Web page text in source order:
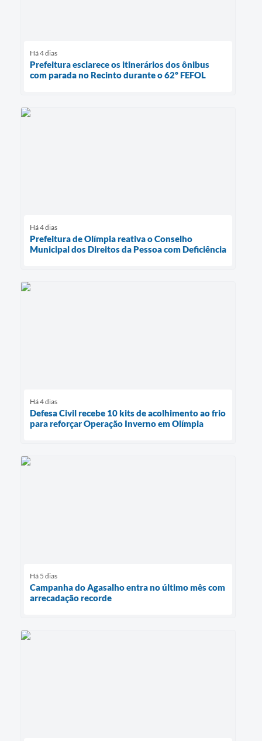
Há 4 dias
Prefeitura esclarece os itinerários dos ônibus
com parada no Recinto durante o 62º FEFOL
Há 4 dias
Prefeitura de Olímpia reativa o Conselho
Municipal dos Direitos da Pessoa com Deficiência
Há 4 dias
Defesa Civil recebe 10 kits de acolhimento ao frio
para reforçar Operação Inverno em Olímpia
Há 5 dias
Campanha do Agasalho entra no último mês com
arrecadação recorde